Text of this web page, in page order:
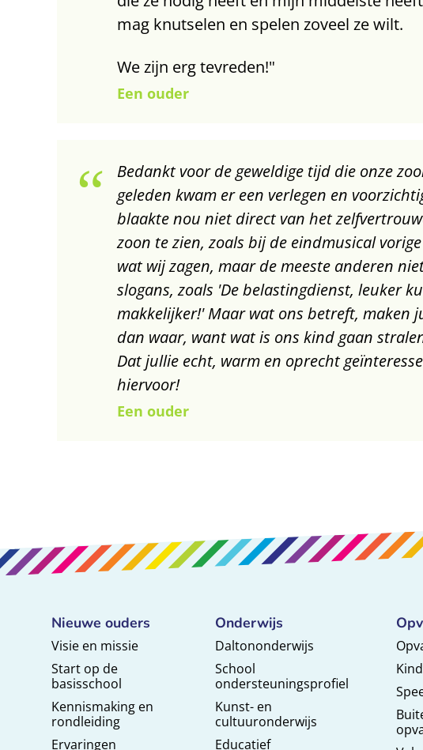
mag knutselen en spelen zoveel ze wilt.
We zijn erg tevreden!"
Een ouder
Bedankt voor de geweldige tijd die onze
geleden kwam er een verlegen en
blaakte nou niet direct van het
zoon te zien, zoals bij de eindmusical
wat wij zagen, maar de meeste anderen
slogans, zoals 'De belastingdienst, leuker
makkelijker!' Maar wat ons betreft, maken
dan waar, want wat is ons kind gaan
Dat jullie echt, warm en oprecht
hiervoor!
Een ouder
Nieuwe ouders
Visie en missie
Start op de
basisschool
Kennismaking en
rondleiding
Ervaringen
Onderwijs
Daltononderwijs
School
ondersteuningsprofiel
Kunst- en
cultuuronderwijs
Educatief